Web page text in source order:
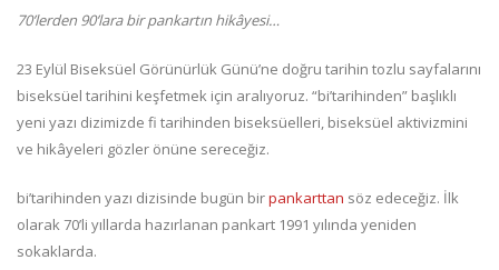
70’lerden 90’lara bir pankartın hikâyesi…
23 Eylül Biseksüel Görünürlük Günü’ne doğru tarihin tozlu sayfalarını
biseksüel tarihini keşfetmek için aralıyoruz. “bi’tarihinden” başlıklı
yeni yazı dizimizde fi tarihinden biseksüelleri, biseksüel aktivizmini
ve hikâyeleri gözler önüne sereceğiz.
bi’tarihinden yazı dizisinde bugün birpankarttan söz edeceğiz. İlk
olarak 70’li yıllarda hazırlanan pankart 1991 yılında yeniden
sokaklarda.